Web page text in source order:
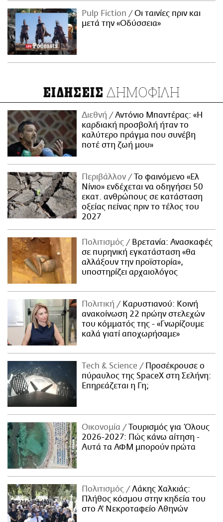
Pulp Fiction
Οι ταινίες πριν και
μετά την «Οδύσσεια»
ΕΙΔΗΣΕΙΣ ΔΗΜΟΦΙΛΗ
Διεθνή
Αντόνιο Μπαντέρας: «Η
καρδιακή προσβολή ήταν το
καλύτερο πράγμα που συνέβη
ποτέ στη ζωή μου»
Περιβάλλον
Το φαινόμενο «Ελ
Νίνιο» ενδέχεται να οδηγήσει 50
εκατ. ανθρώπους σε κατάσταση
οξείας πείνας πριν το τέλος του
2027
Πολιτισμός
Βρετανία: Ανασκαφές
σε πυρηνική εγκατάσταση «θα
αλλάξουν την προϊστορία»,
υποστηρίζει αρχαιολόγος
Πολιτική
Καρυστιανού: Κοινή
ανακοίνωση 22 πρώην στελεχών
του κόμματός της - «Γνωρίζουμε
καλά γιατί αποχωρήσαμε»
Τech & Science
Προσέκρουσε ο
πύραυλος της SpaceX στη Σελήνη:
Επηρεάζεται η Γη;
Οικονομία
Τουρισμός για Όλους
2026-2027: Πώς κάνω αίτηση -
Αυτά τα ΑΦΜ μπορούν πρώτα
Πολιτισμός
Λάκης Χαλκιάς:
Πλήθος κόσμου στην κηδεία του
στο Α' Νεκροταφείο Αθηνών